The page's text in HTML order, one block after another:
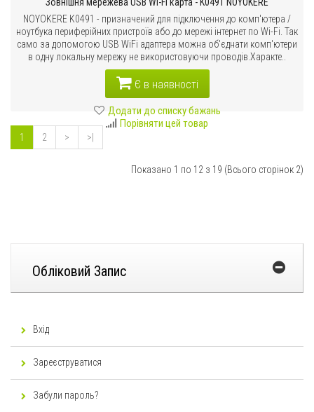
NOYOKERE K0491 - призначений для підключення до комп'ютера /
ноутбука периферійних пристроїв або до мережі інтернет по Wi-Fi. Так
само за допомогою USB WiFi адаптера можна об'єднати комп'ютери
в одну локальну мережу не використовуючи проводів.Характе..
Є в наявності
Додати до списку бажань
Порівняти цей товар
1 2 > >|
Показано 1 по 12 з 19 (Всього сторінок 2)
Обліковий Запис
Вхід
Зареєструватися
Забули пароль?